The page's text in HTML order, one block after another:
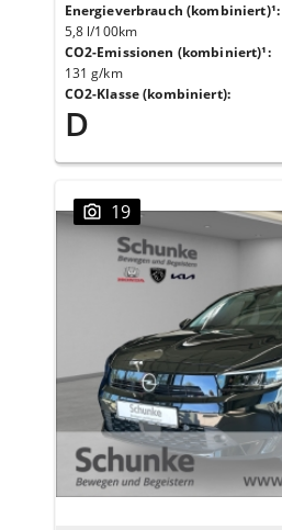
Energieverbrauch (kombiniert)¹:
5,8 l/100km
CO2-Emissionen (kombiniert)¹:
131 g/km
CO2-Klasse (kombiniert):
D
19